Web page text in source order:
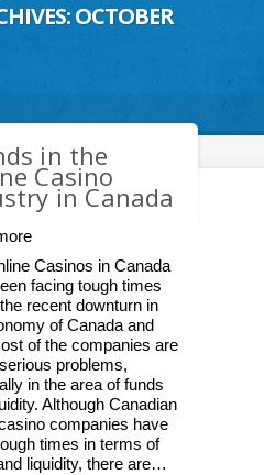
OCTOBER
in the
Casino
in Canada
Casinos in Canada
facing tough times
recent downturn in
of Canada and
of the companies are
problems,
in the area of funds
Although Canadian
companies have
times in terms of
liquidity, there are…